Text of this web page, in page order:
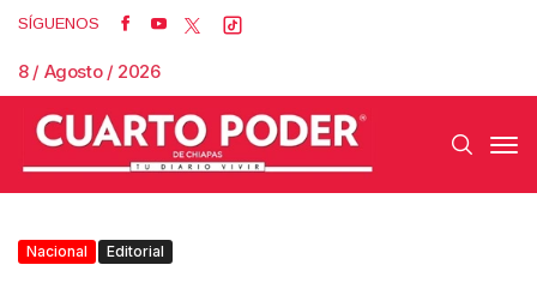
SÍGUENOS
8 / Agosto / 2026
Nacional Editorial